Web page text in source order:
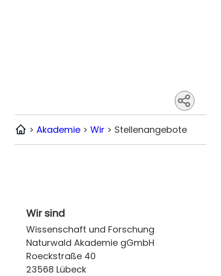
Home
>Akademie >Wir > Stellenangebote
Wir sind
Wissenschaft und Forschung
Naturwald Akademie gGmbH
Roeckstraße 40
23568 Lübeck